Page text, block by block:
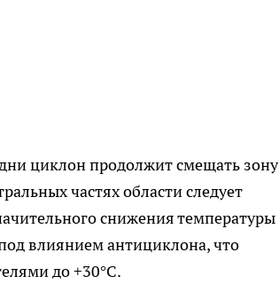
циклон продолжит смещать зону
частях области следует
снижения температуры
влиянием антициклона, что
до +30°C.